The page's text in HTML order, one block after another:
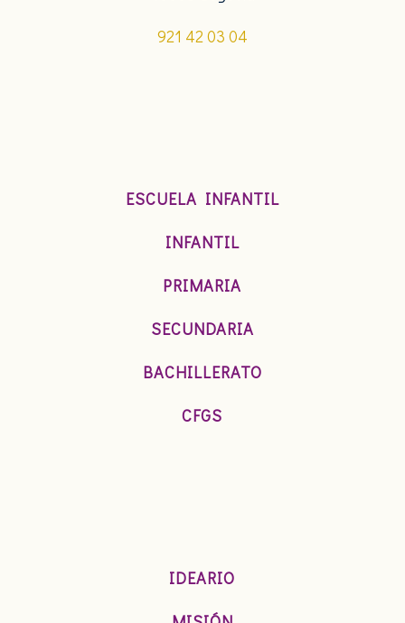
921 42 03 04
ESCUELA INFANTIL
INFANTIL
PRIMARIA
SECUNDARIA
BACHILLERATO
CFGS
IDEARIO